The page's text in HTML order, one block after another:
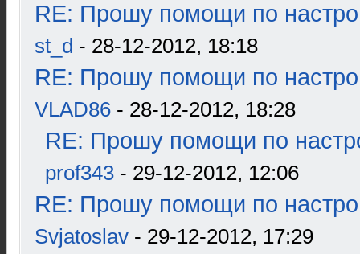
RE: Прошу помощи по
st_d - 28-12-2012, 18:18
RE: Прошу помощи по
VLAD86 - 28-12-2012, 18:28
RE: Прошу помощи по
prof343 - 29-12-2012, 12:06
RE: Прошу помощи по
Svjatoslav - 29-12-2012, 17:29